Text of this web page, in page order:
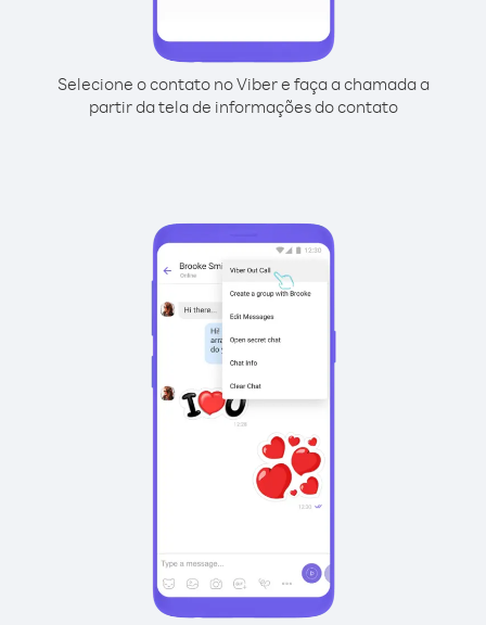
Selecione o contato no Viber e faça a chamada a
partir da tela de informações do contato